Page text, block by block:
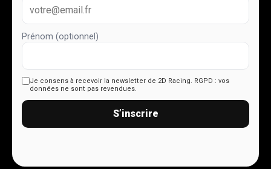
Prénom (optionnel)
Je consens à recevoir la newsletter de 2D Racing. RGPD : vos
données ne sont pas revendues.
S’inscrire